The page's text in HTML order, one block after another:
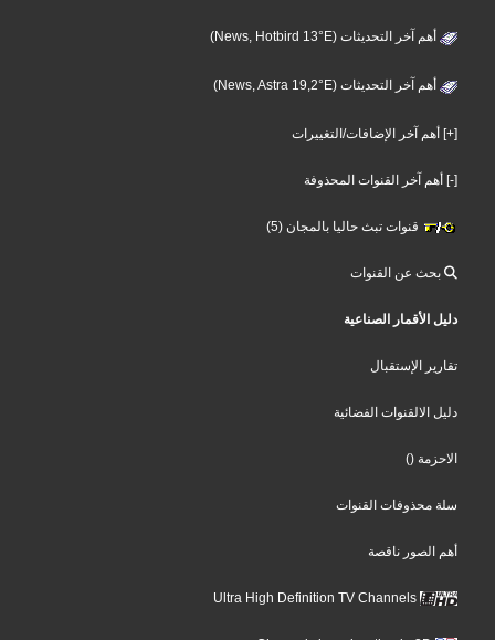
أهم آخر التحديثات (News, Hotbird 13°E)
أهم آخر التحديثات (News, Astra 19,2°E)
[+] أهم آخر الإضافات/التغييرات
[-] أهم آخر القنوات المحذوفة
قنوات تبث حاليا بالمجان (5)
بحث عن القنوات
دليل الأقمار الصناعية
تقارير الإستقبال
دليل الالقنوات الفضائية
الاحزمة ()
سلة محذوفات القنوات
أهم الصور ناقصة
Ultra High Definition TV Channels